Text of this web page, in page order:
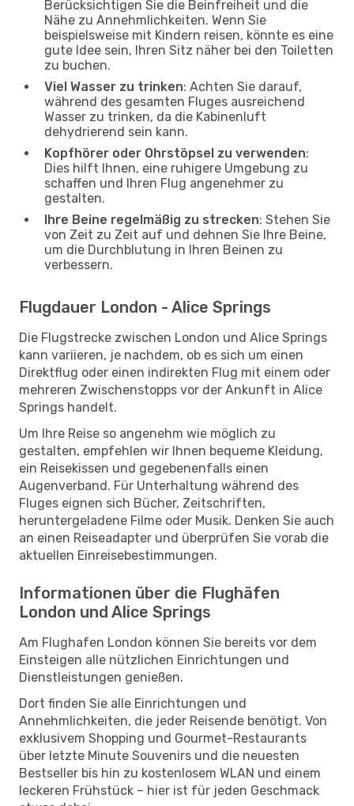
Berücksichtigen Sie die Beinfreiheit und die
Nähe zu Annehmlichkeiten. Wenn Sie
beispielsweise mit Kindern reisen, könnte es eine
gute Idee sein, Ihren Sitz näher bei den Toiletten
zu buchen.
Viel Wasser zu trinken: Achten Sie darauf,
während des gesamten Fluges ausreichend
Wasser zu trinken, da die Kabinenluft
dehydrierend sein kann.
Kopfhörer oder Ohrstöpsel zu verwenden:
Dies hilft Ihnen, eine ruhigere Umgebung zu
schaffen und Ihren Flug angenehmer zu
gestalten.
Ihre Beine regelmäßig zu strecken: Stehen Sie
von Zeit zu Zeit auf und dehnen Sie Ihre Beine,
um die Durchblutung in Ihren Beinen zu
verbessern.
Flugdauer London - Alice Springs
Die Flugstrecke zwischen London und Alice Springs
kann variieren, je nachdem, ob es sich um einen
Direktflug oder einen indirekten Flug mit einem oder
mehreren Zwischenstopps vor der Ankunft in Alice
Springs handelt.
Um Ihre Reise so angenehm wie möglich zu
gestalten, empfehlen wir Ihnen bequeme Kleidung,
ein Reisekissen und gegebenenfalls einen
Augenverband. Für Unterhaltung während des
Fluges eignen sich Bücher, Zeitschriften,
heruntergeladene Filme oder Musik. Denken Sie auch
an einen Reiseadapter und überprüfen Sie vorab die
aktuellen Einreisebestimmungen.
Informationen über die Flughäfen
London und Alice Springs
Am Flughafen London können Sie bereits vor dem
Einsteigen alle nützlichen Einrichtungen und
Dienstleistungen genießen.
Dort finden Sie alle Einrichtungen und
Annehmlichkeiten, die jeder Reisende benötigt. Von
exklusivem Shopping und Gourmet-Restaurants
über letzte Minute Souvenirs und die neuesten
Bestseller bis hin zu kostenlosem WLAN und einem
leckeren Frühstück – hier ist für jeden Geschmack